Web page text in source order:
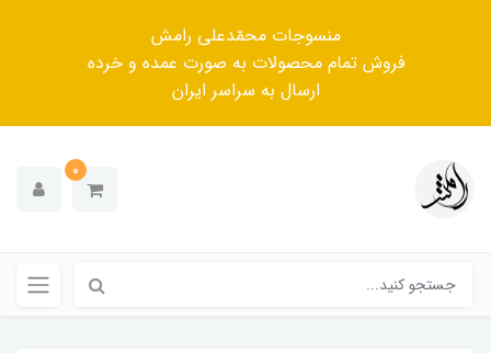
منسوجات محمّدعلی رامش
فروش تمام محصولات به صورت عمده و خرده
ارسال به سراسر ایران
0